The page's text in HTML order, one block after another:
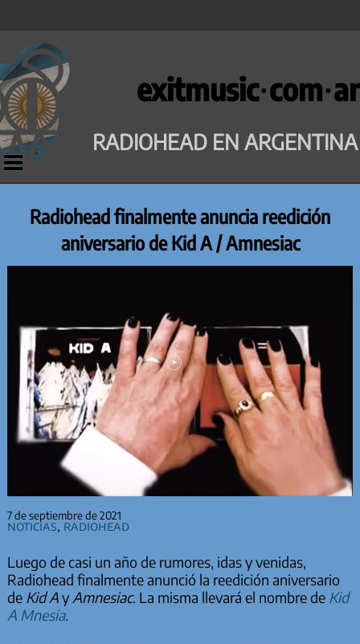
Saltar
al
contenido
exitmusic·com·ar
RADIOHEAD EN ARGENTINA
Radiohead finalmente anuncia reedición
aniversario de Kid A / Amnesiac
7 de septiembre de 2021
Noticias, Radiohead
Luego de casi un año de rumores, idas y venidas,
Radiohead finalmente anunció la reedición aniversario
deKid AyAmnesiac. La misma llevará el nombre de Kid
A Mnesia.